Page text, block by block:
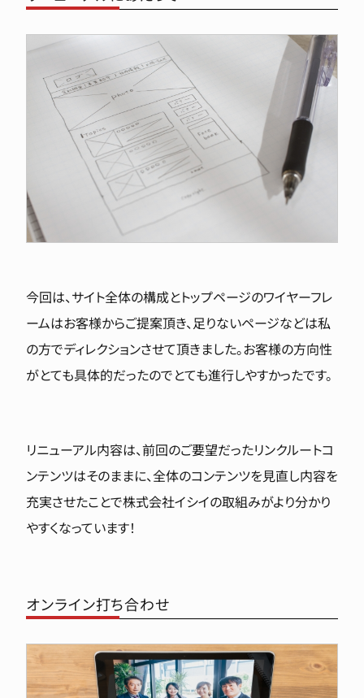
今回は、サイト全体の構成とトップページのワイヤーフレ
ームはお客様からご提案頂き、足りないページなどは私
の方でディレクションさせて頂きました。お客様の方向性
がとても具体的だったのでとても進行しやすかったです。
リニューアル内容は、前回のご要望だったリンクルートコ
ンテンツはそのままに、全体のコンテンツを見直し内容を
充実させたことで株式会社イシイの取組みがより分かり
やすくなっています！
オンライン打ち合わせ